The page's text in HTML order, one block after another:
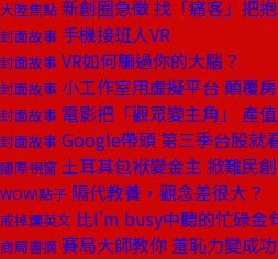
大陸焦點 新創圈急徵 找「痛客」把
封面故事 手機接班人VR
封面故事 VR如何騙過你的大腦？
封面故事 小工作室用虛擬平台 顛覆
封面故事 電影把「觀眾變主角」 產
封面故事 Google帶頭 第三季台股就
國際視窗 土耳其包袱變金主 掀難民
WOW!點子 隔代教養，觀念差很大？
戒掉爛英文 比I'm busy中聽的忙碌金
商周書摘 賽局大師教你 羞恥力變成